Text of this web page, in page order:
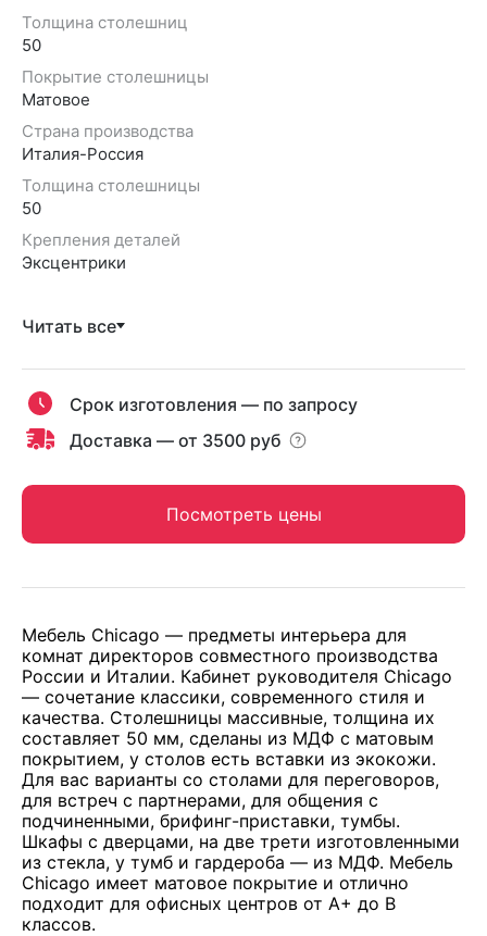
Толщина столешниц
50
Покрытие столешницы
Матовое
Страна производства
Италия-Россия
Толщина столешницы
50
Крепления деталей
Эксцентрики
Читать все
Срок изготовления — по запросу
Доставка — от 3500 руб
Посмотреть цены
Мебель Chicago — предметы интерьера для
комнат директоров совместного производства
России и Италии. Кабинет руководителя Chicago
— сочетание классики, современного стиля и
качества. Столешницы массивные, толщина их
составляет 50 мм, сделаны из МДФ с матовым
покрытием, у столов есть вставки из экокожи.
Для вас варианты со столами для переговоров,
для встреч с партнерами, для общения с
подчиненными, брифинг-приставки, тумбы.
Шкафы с дверцами, на две трети изготовленными
из стекла, у тумб и гардероба — из МДФ. Мебель
Chicago имеет матовое покрытие и отлично
подходит для офисных центров от A+ до B
классов.